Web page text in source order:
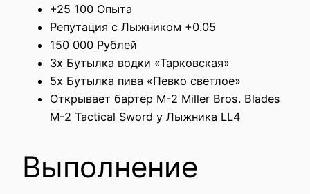
+25 100 Опыта
Репутация с Лыжником +0.05
150 000 Рублей
3x Бутылка водки «Тарковская»
5x Бутылка пива «Певко светлое»
Открывает бартер M-2 Miller Bros. Blades
M-2 Tactical Sword у Лыжника LL4
Выполнение